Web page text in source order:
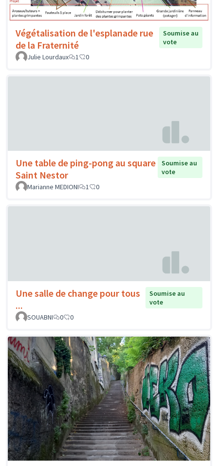
Végétalisation de l'esplanade rue
de la Fraternité
Soumise au
vote
Julie Lourdaux
1 0
Une table de ping-pong au square
Saint Nestor
Soumise au
vote
Marianne MEDIONI
1 0
Une salle de change pour tous
...
Soumise au
vote
SOUABNI
0 0